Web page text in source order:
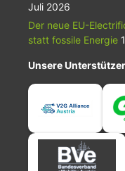
Juli 2026
Der neue EU-
statt fossile Energie
Unsere